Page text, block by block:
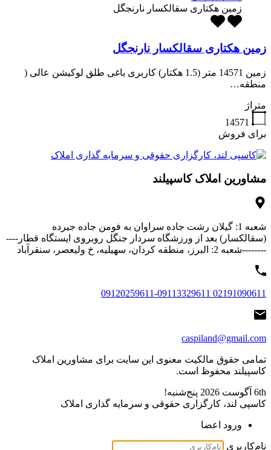
زمین هکتاری سقالکسار نارنجگل
زمین هکتاری سقالکسار نارنجگل
زمین 14571 متر (1.5 هکتار) کاربری باغی طلق لوکیشن عالی (
منطقه…
متراژ
14571
برای فروش
مشاورین املاک کاسپیلند
شعبه 1: گیلان رشت جاده سراوان به فومن جاده جیرده
(سقالکسار) بعد از ورزشگاه سردار جنگل روبروی ایستگاه قطار----
--------شعبه 2: البرز، منطقه کردان، سهیلیه، خ ولیعصر، سنقرآباد
02191090611 09120259611-09113329611
caspiland@gmail.com
تمامی حقوق مالکیت معنوی این ‌سایت برای مشاورین املاک
کاسپیلند محفوظ است.
6th آگوست 2026
پنج‌شنبه!
کاسپی لند، کارگزاری حقوقی و سرمایه گذاری املاک
ورود اعضا
نام‌کاربری